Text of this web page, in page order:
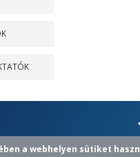
a webhelyen sütiket